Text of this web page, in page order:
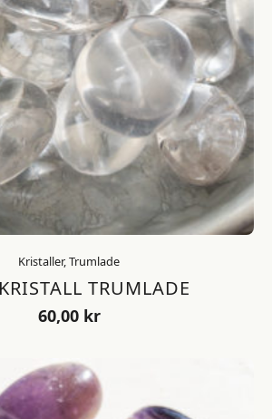
Kristaller, Trumlade
TRUMLADE
60,00 kr